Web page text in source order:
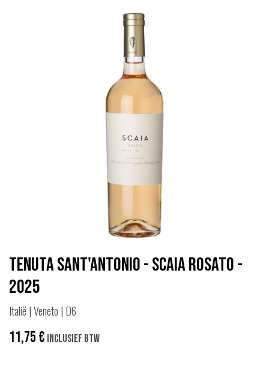
Tenuta Sant'Antonio - Scaia Rosato -
2025
Italië | Veneto | D6
11,75€ Inclusief btw